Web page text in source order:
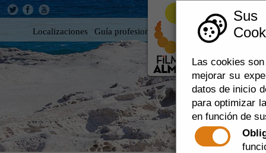
Las cookies
mejorar su
datos de inicio
para optimizar
en función de
Localizaciones Guía profesional Rodar en Almería 360